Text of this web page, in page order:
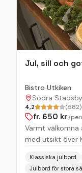
Jul, sill och
Bistro Utkiken
Södra
4,2 (582)
fr. 650 kr/
Varmt
med utsikt över
Klassiska julbord
Julbord för stora